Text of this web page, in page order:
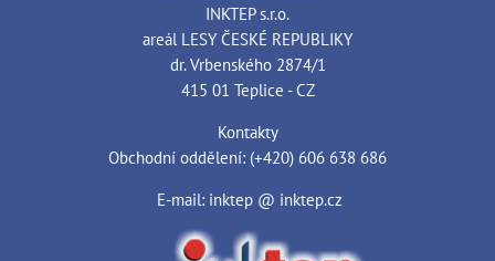
INKTEP s.r.o.
areál LESY ČESKÉ REPUBLIKY
dr. Vrbenského 2874/1
415 01 Teplice - CZ
Kontakty
Obchodní oddělení: (+420) 606 638 686
E-mail: inktep @ inktep.cz